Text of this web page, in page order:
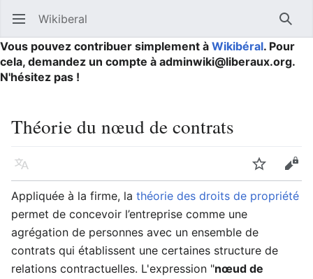
Ouvrir le menu principal Wikiberal
Vous pouvez contribuer simplement à Wikibéral. Pour
cela, demandez un compte à adminwiki@liberaux.org.
N'hésitez pas !
Théorie du nœud de contrats
Langue Suivre
Appliquée à la firme, la théorie des droits de propriété
permet de concevoir l’entreprise comme une
agrégation de personnes avec un ensemble de
contrats qui établissent une certaines structure de
relations contractuelles. L'expression "nœud de